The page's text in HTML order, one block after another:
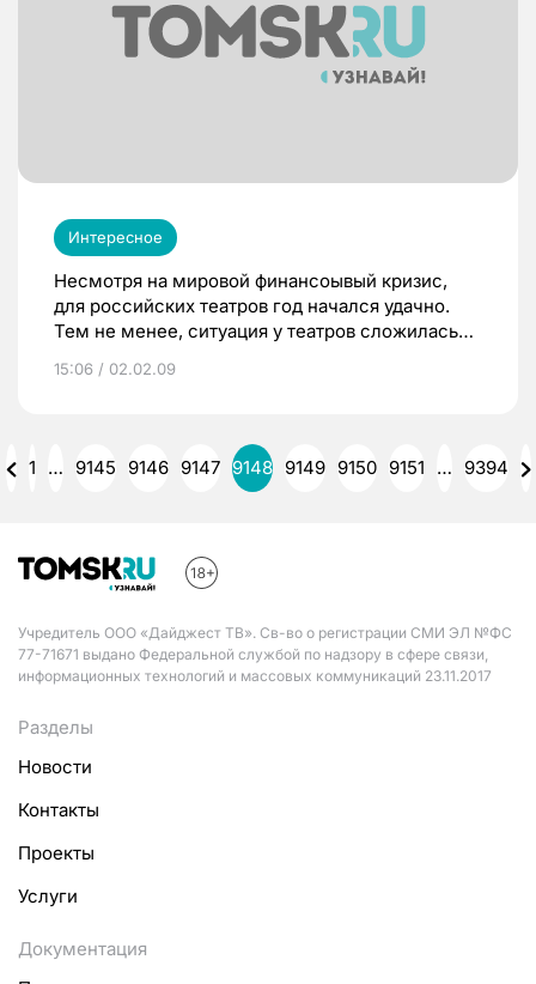
Интересное
Несмотря на мировой финансоывый кризис,
для российских театров год начался удачно.
Тем не менее, ситуация у театров сложилась
откладываются на неопределенный срок —
15:06 / 02.02.09
1 … 9145 9146 9147 9148 9149 9150 9151 … 9394
Учредитель ООО «Дайджест ТВ». Св-во о регистрации СМИ ЭЛ №ФС
77-71671 выдано Федеральной службой по надзору в сфере связи,
информационных технологий и массовых коммуникаций 23.11.2017
Разделы
Новости
Контакты
Проекты
Услуги
Документация